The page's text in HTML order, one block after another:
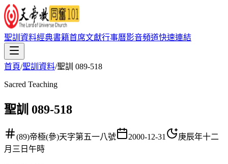
聖訓資料經典書籍首席文獻行事曆影音頻道快速連結
首頁/聖訓資料/聖訓 089-518
Sacred Teaching
聖訓 089-518
(89)帝極(參)天字第五一八號 2000-12-31
庚辰年十二
月三日午時